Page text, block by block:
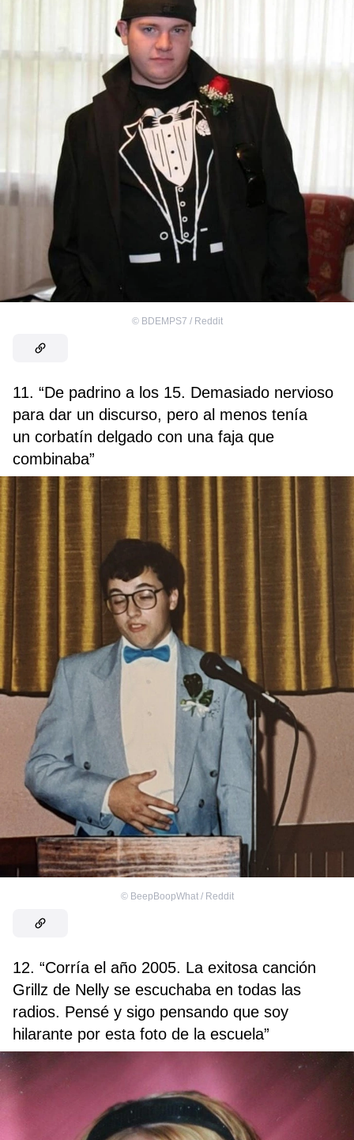
© BDEMPS7 / Reddit
11. “De padrino a los 15. Demasiado nervioso
para dar un discurso, pero al menos tenía
un corbatín delgado con una faja que
combinaba”
© BeepBoopWhat / Reddit
12. “Corría el año 2005. La exitosa canción
Grillz de Nelly se escuchaba en todas las
radios. Pensé y sigo pensando que soy
hilarante por esta foto de la escuela”